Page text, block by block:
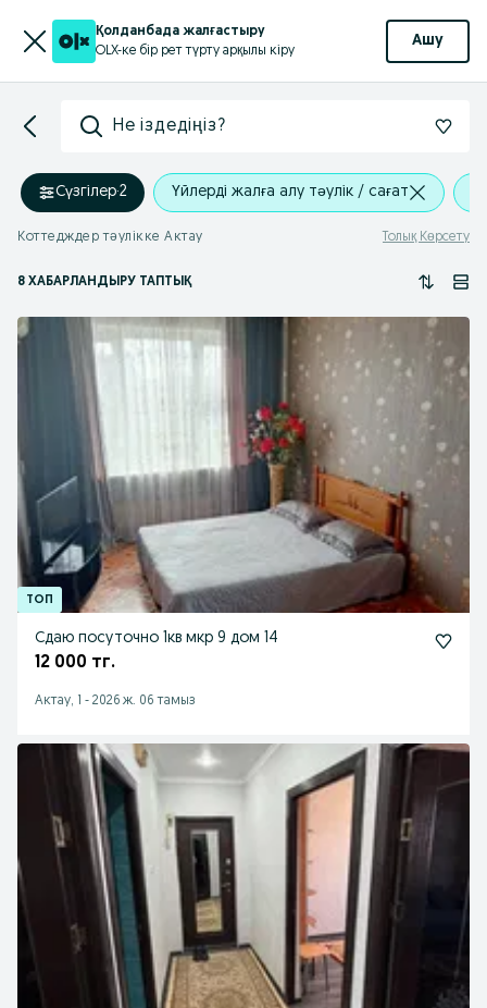
Қолданбада жалғастыру
OLX-ке бір рет түрту арқылы кіру
Ашу
Не іздедіңіз?
Сүзгілер·2 Үйлерді жалға алу тәулік / сағат
Коттедждер тәулікке Актау Толық Көрсету
8 ХАБАРЛАНДЫРУ ТАПТЫҚ
Сдаю посуточно 1кв мкр 9 дом 14
12 000 тг.
Актау, 1 - 2026 ж. 06 тамыз